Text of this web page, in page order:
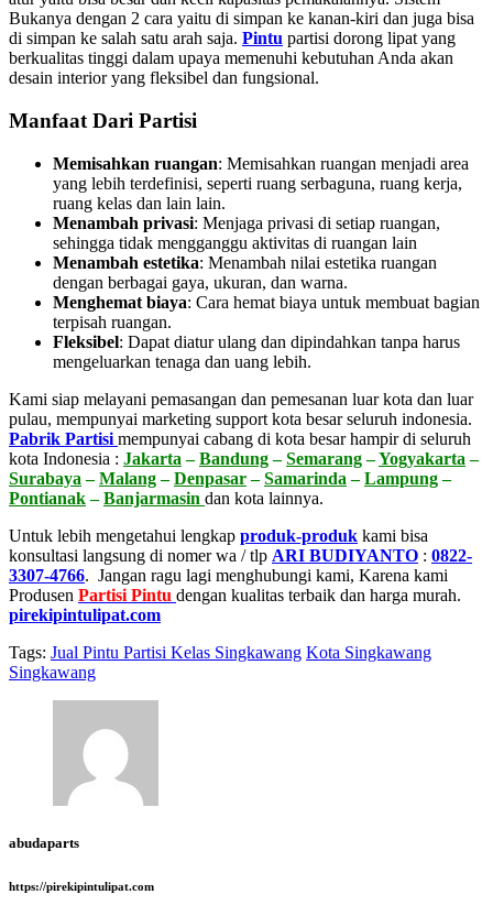
Bukanya dengan 2 cara yaitu di simpan ke kanan-kiri dan juga bisa
di simpan ke salah satu arah saja. Pintu partisi dorong lipat yang
berkualitas tinggi dalam upaya memenuhi kebutuhan Anda akan
desain interior yang fleksibel dan fungsional.
Manfaat Dari Partisi
Memisahkan ruangan: Memisahkan ruangan menjadi area
yang lebih terdefinisi, seperti ruang serbaguna, ruang kerja,
ruang kelas dan lain lain.
Menambah privasi: Menjaga privasi di setiap ruangan,
sehingga tidak mengganggu aktivitas di ruangan lain
Menambah estetika: Menambah nilai estetika ruangan
dengan berbagai gaya, ukuran, dan warna.
Menghemat biaya: Cara hemat biaya untuk membuat bagian
terpisah ruangan.
Fleksibel: Dapat diatur ulang dan dipindahkan tanpa harus
mengeluarkan tenaga dan uang lebih.
Kami siap melayani pemasangan dan pemesanan luar kota dan luar
pulau, mempunyai marketing support kota besar seluruh indonesia.
Pabrik Partisi mempunyai cabang di kota besar hampir di seluruh
kota Indonesia : Jakarta –Bandung–Semarang–Yogyakarta –
Surabaya –Malang–Denpasar–Samarinda –Lampung–
Pontianak–Banjarmasin dan kota lainnya.
Untuk lebih mengetahui lengkap produk-produk kami bisa
konsultasi langsung di nomer wa / tlp ARI BUDIYANTO : 0822-
3307-4766. Jangan ragu lagi menghubungi kami, Karena kami
Produsen Partisi Pintu dengan kualitas terbaik dan harga murah.
pirekipintulipat.com
Tags: Jual Pintu Partisi Kelas Singkawang Kota Singkawang
Singkawang
abudaparts
https://pirekipintulipat.com